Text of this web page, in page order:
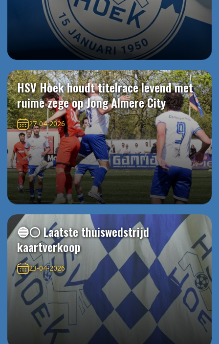
HSV Hoek houdt titelrace levend met
ruime zege op Jong Almere City
27-04-2026
🔵⚪️ Laatste thuiswedstrijd
kaartverkoop
23-04-2026